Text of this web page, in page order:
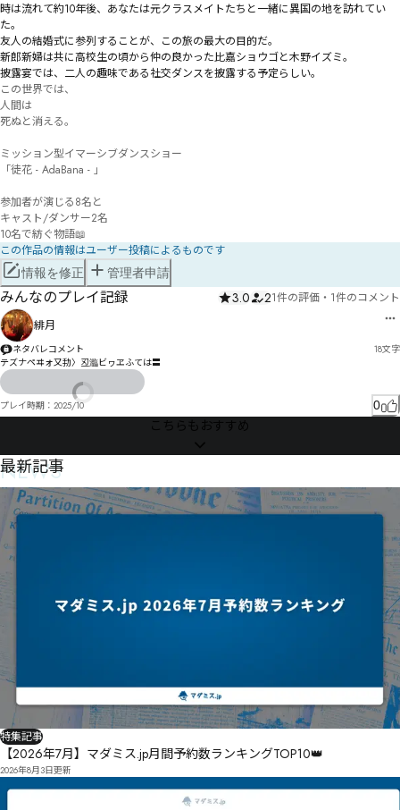
時は流れて約10年後、あなたは元クラスメイトたちと一緒に異国の地を訪れてい
た。
友人の結婚式に参列することが、この旅の最大の目的だ。
新郎新婦は共に高校生の頃から仲の良かった比嘉ショウゴと木野イズミ。
披露宴では、二人の趣味である社交ダンスを披露する予定らしい。
この世界では、
人間は
死ぬと消える。
ミッション型イマーシブダンスショー
「徒花 - AdaBana - 」
参加者が演じる8名と
キャスト/ダンサー2名
10名で紡ぐ物語📖
この作品の情報はユーザー投稿によるものです
情報を修正 管理者申請
みんなのプレイ記録 3.0 21件の評価 ・ 1件のコメント
緋月
ネタバレコメント 18文字
テズナペヰォ又劧〉丒瀶ビヮヱふては〓
プレイ時期： 2025/10 0
こちらもおすすめ
NEWS
最新記事
特集記事
【2026年7月】マダミス.jp月間予約数ランキングTOP10👑
2026年8月3日更新